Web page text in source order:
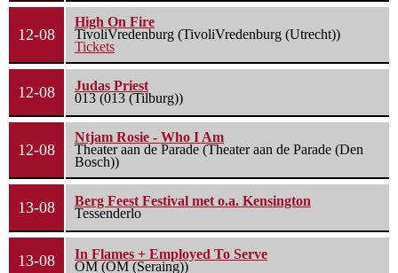
12-08
High On Fire
TivoliVredenburg (TivoliVredenburg (Utrecht))
Tickets
12-08
Judas Priest
013 (013 (Tilburg))
12-08
Ntjam Rosie - Who I Am
Theater aan de Parade (Theater aan de Parade (Den
Bosch))
13-08
Berg Feest Festival met o.a. Kensington
Tessenderlo
13-08
In Flames + Employed To Serve
OM (OM (Seraing))